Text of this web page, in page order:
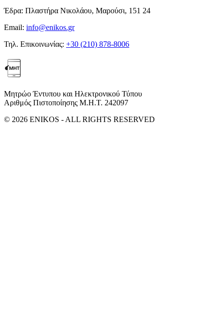
Έδρα: Πλαστήρα Νικολάου, Μαρούσι, 151 24
Email: info@enikos.gr
Τηλ. Επικοινωνίας: +30 (210) 878-8006
Μητρώο Έντυπου και Ηλεκτρονικού Τύπου
Αριθμός Πιστοποίησης Μ.Η.Τ. 242097
© 2026 ENIKOS - ALL RIGHTS RESERVED